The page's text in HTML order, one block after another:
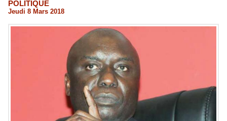
POLITIQUE
Jeudi 8 Mars 2018